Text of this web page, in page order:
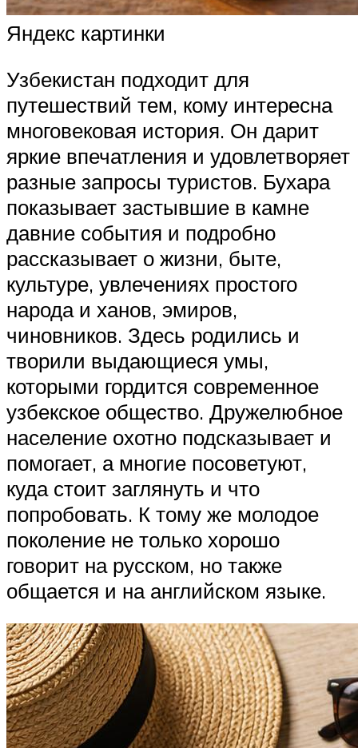
Яндекс картинки
Узбекистан подходит для
путешествий тем, кому интересна
многовековая история. Он дарит
яркие впечатления и удовлетворяет
разные запросы туристов. Бухара
показывает застывшие в камне
давние события и подробно
рассказывает о жизни, быте,
культуре, увлечениях простого
народа и ханов, эмиров,
чиновников. Здесь родились и
творили выдающиеся умы,
которыми гордится современное
узбекское общество. Дружелюбное
население охотно подсказывает и
помогает, а многие посоветуют,
куда стоит заглянуть и что
попробовать. К тому же молодое
поколение не только хорошо
говорит на русском, но также
общается и на английском языке.